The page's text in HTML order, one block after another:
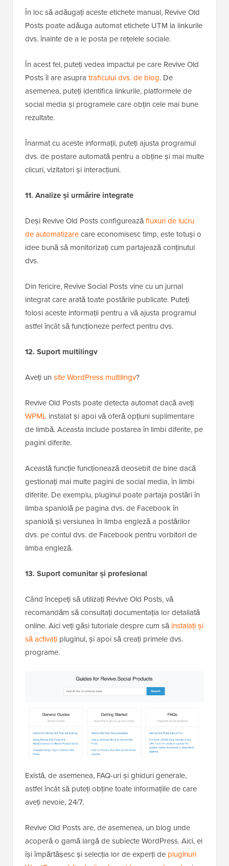
În loc să adăugați aceste etichete manual, Revive Old
Posts poate adăuga automat etichete UTM la linkurile
dvs. înainte de a le posta pe rețelele sociale.
În acest fel, puteți vedea impactul pe care Revive Old
Posts îl are asupra traficului dvs. de blog. De
asemenea, puteți identifica linkurile, platformele de
social media și programele care obțin cele mai bune
rezultate.
Înarmat cu aceste informații, puteți ajusta programul
dvs. de postare automată pentru a obține și mai multe
clicuri, vizitatori și interacțiuni.
11. Analize și urmărire integrate
Deși Revive Old Posts configureazăfluxuri de lucru
de automatizarecare economisesc timp, este totuși o
idee bună să monitorizați cum partajează conținutul
dvs.
Din fericire, Revive Social Posts vine cu un jurnal
integrat care arată toate postările publicate. Puteți
folosi aceste informații pentru a vă ajusta programul
astfel încât să funcționeze perfect pentru dvs.
12. Suport multilingv
Aveți un site WordPress multilingv?
Revive Old Posts poate detecta automat dacă aveți
WPML instalat și apoi vă oferă opțiuni suplimentare
de limbă. Aceasta include postarea în limbi diferite, pe
pagini diferite.
Această funcție funcționează deosebit de bine dacă
gestionați mai multe pagini de social media, în limbi
diferite. De exemplu, pluginul poate partaja postări în
limba spaniolă pe pagina dvs. de Facebook în
spaniolă și versiunea în limba engleză a postărilor
dvs. pe contul dvs. de Facebook pentru vorbitori de
limba engleză.
13. Suport comunitar și profesional
Când începeți să utilizați Revive Old Posts, vă
recomandăm să consultați documentația lor detaliată
online. Aici veți găsi tutoriale despre cum săinstalați și
să activați pluginul, și apoi să creați primele dvs.
programe.
Există, de asemenea, FAQ-uri și ghiduri generale,
astfel încât să puteți obține toate informațiile de care
aveți nevoie, 24/7.
Revive Old Posts are, de asemenea, un blog unde
acoperă o gamă largă de subiecte WordPress. Aici, ei
își împărtășesc și selecția lor de experți de pluginuri